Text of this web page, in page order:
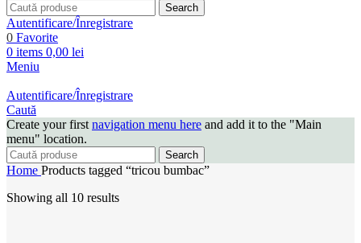
Search
Autentificare/Înregistrare
0 Favorite
0 items 0,00 lei
Meniu
Autentificare/Înregistrare
Caută
Create your first navigation menu here and add it to the "Main
menu" location.
Search
Home Products tagged “tricou bumbac”
Showing all 10 results